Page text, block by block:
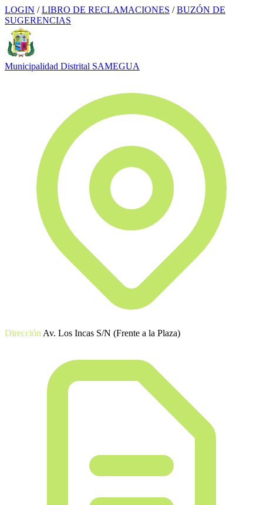
LOGIN / LIBRO DE RECLAMACIONES / BUZÓN DE
SUGERENCIAS
Municipalidad Distrital SAMEGUA
Dirección Av. Los Incas S/N (Frente a la Plaza)